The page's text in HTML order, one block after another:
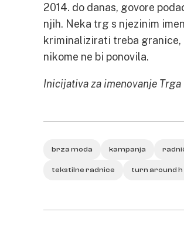
2014. do danas, govore
njih. Neka trg s njezinim
kriminalizirati treba granice,
nikome ne bi ponovila.
Inicijativa za imenovanje
brza moda kampanja
tekstilne radnice turn around h